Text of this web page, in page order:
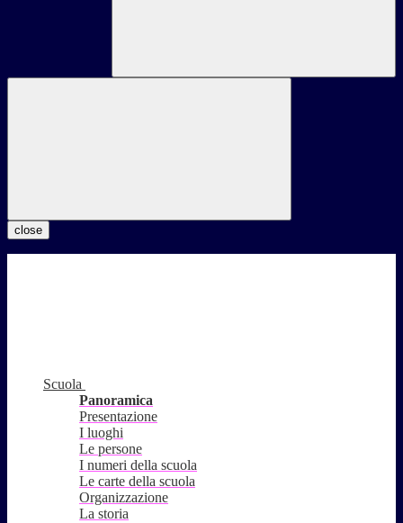
close
Scuola
Panoramica
Presentazione
I luoghi
Le persone
I numeri della scuola
Le carte della scuola
Organizzazione
La storia